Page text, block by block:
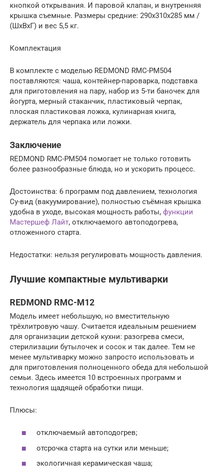
кнопкой открывания. И паровой клапан, и внутренняя
крышка съемные. Размеры средние: 290x310x285 мм /
(ШхВхГ) и вес 5,5 кг.
Комплектация
В комплекте с моделью REDMOND RMC-PM504
поставляются: чаша, контейнер-пароварка, подставка
для приготовления на пару, набор из 5-ти баночек для
йогурта, мерный стаканчик, пластиковый черпак,
плоская пластиковая ложка, кулинарная книга,
держатель для черпака или ложки.
Заключение
REDMOND RMC-PM504 помогает не только готовить
более разнообразные блюда, но и ускорить процесс.
Достоинства: 6 программ под давлением, технология
Су-вид (вакуумирование), полностью съёмная крышка
удобна в уходе, высокая мощность работы, функции
Мастершеф Лайт, отключаемого автоподогрева,
отложенного старта.
Недостатки: нельзя регулировать мощность давления.
Лучшие компактные мультиварки
REDMOND RMC-M12
Модель имеет небольшую, но вместительную
трёхлитровую чашу. Считается идеальным решением
для организации детской кухни: разогрева смеси,
стерилизации бутылочек и сосок и так далее. Тем не
менее мультиварку можно запросто использовать и
для приготовления полноценного обеда для небольшой
семьи. Здесь имеется 10 встроенных программ и
технология щадящей обработки пищи.
Плюсы:
отключаемый автоподогрев;
отсрочка старта на сутки или меньше;
экологичная керамическая чаша;